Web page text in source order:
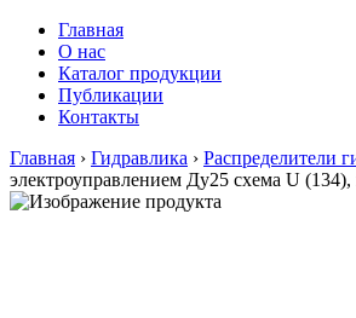
Главная
О нас
Каталог продукции
Публикации
Контакты
Главная › Гидравлика › Распределители
электроуправлением Ду25 схема U